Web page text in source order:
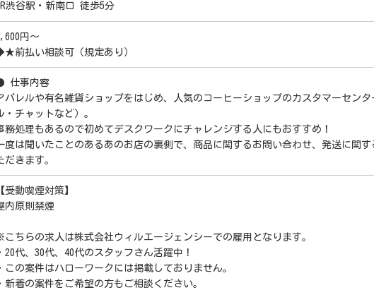
渋谷駅・新南口 徒歩5分
円～
前払い相談可（規定あり）
仕事内容
パレルや有名雑貨ショップをはじめ、人気のコーヒーショップのカスタマーセン
・チャットなど）。
務処理もあるので初めてデスクワークにチャレンジする人にもおすすめ！
度は聞いたことのあるあのお店の裏側で、商品に関するお問い合わせ、発送に関
だきます。
【受動喫煙対策】
内原則禁煙
ちらの求人は株式会社ウィルエージェンシーでの雇用となります。
20代、30代、40代のスタッフさん活躍中！
この案件はハローワークには掲載しておりません。
新着の案件をご希望の方もご相談ください。